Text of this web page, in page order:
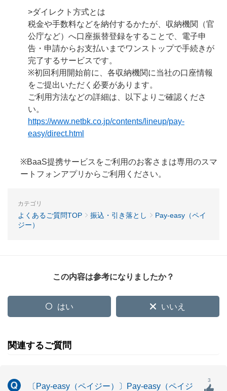
>ダイレクト方式とは
税金や手数料などを納付するかたが、収納機関（官
公庁など）へ口座振替登録をすることで、電子申
告・申請からお支払いまでワンストップで手続きが
完了するサービスです。
※初回利用開始前に、各収納機関に当社の口座情報
をご提出いただく必要があります。
ご利用方法などの詳細は、以下よりご確認くださ
い。
https://www.netbk.co.jp/contents/lineup/pay-
easy/direct.html
※BaaS提携サービスをご利用のお客さまは専用のスマ
ートフォンアプリからご利用ください。
カテゴリ
よくあるご質問TOP 振込・引き落とし
Pay-easy（ペイ
ジー）
この内容は参考になりましたか？
はい いいえ
関連するご質問
〔Pay-easy（ペイジー）〕Pay-easy（ペイジ
3